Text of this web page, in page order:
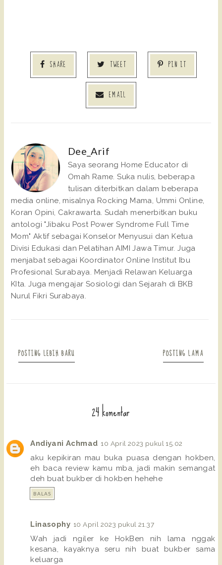
SHARE TWEET PIN IT
EMAIL
Dee_Arif
Saya seorang Home Educator di
Omah Rame. Suka nulis, beberapa
tulisan diterbitkan dalam beberapa
media online, misalnya Rocking Mama, Ummi Online,
Koran Opini, Cakrawarta. Sudah menerbitkan buku
antologi "Jibaku Post Power Syndrome Full Time
Mom" Aktif sebagai Konselor Menyusui dan Ketua
Divisi Edukasi dan Pelatihan AIMI Jawa Timur. Juga
menjabat sebagai Koordinator Online Institut Ibu
Profesional Surabaya. Menjadi Relawan Keluarga
KIta. Juga mengajar Sosiologi dan Sejarah di BKB
Nurul Fikri Surabaya.
POSTING LEBIH BARU POSTING LAMA
24 komentar
Andiyani Achmad 10 April 2023 pukul 15.02
aku kepikiran mau buka puasa dengan hokben,
eh baca review kamu mba, jadi makin semangat
deh buat bukber di hokben hehehe
BALAS
Linasophy 10 April 2023 pukul 21.37
Wah jadi ngiler ke HokBen nih lama nggak
kesana, kayaknya seru nih buat bukber sama
keluarga